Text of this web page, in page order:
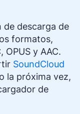
de descarga de
formatos,
OPUS y AAC.
SoundCloud
la próxima vez,
de